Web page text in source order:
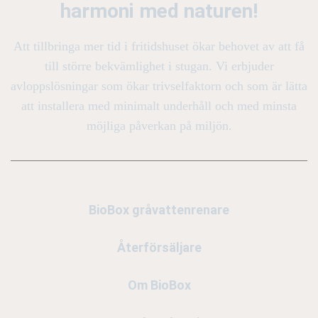
harmoni med naturen!
Att tillbringa mer tid i fritidshuset ökar behovet av att få
till större bekvämlighet i stugan. Vi erbjuder
avloppslösningar som ökar trivselfaktorn och som är lätta
att installera med minimalt underhåll och med minsta
möjliga påverkan på miljön.
BioBox gråvattenrenare
Återförsäljare
Om BioBox